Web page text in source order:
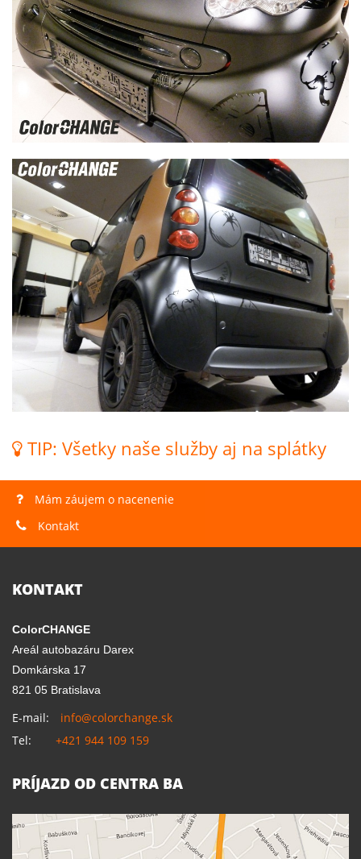
Smart - polep wrap fóliou čierná matná + zlatá matná -
motív jedál čierná lesklá
TIP: Všetky naše služby aj na splátky
Mám záujem o nacenenie
Kontakt
KONTAKT
ColorCHANGE
Areál autobazáru Darex
Domkárska 17
821 05 Bratislava
E-mail:
info@colorchange.sk
Tel:
+421 944 109 159
PRÍJAZD OD CENTRA BA